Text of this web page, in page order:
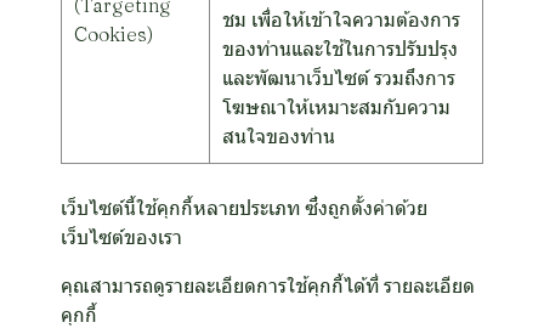
(Targeting
Cookies)
ชม เพื่อให้เข้าใจความต้องการ
ของท่านและใช้ในการปรับปรุง
และพัฒนาเว็บไซต์ รวมถึงการ
โฆษณาให้เหมาะสมกับความ
สนใจของท่าน
เว็บไซต์นี้ใช้คุกกี้หลายประเภท ซึ่งถูกตั้งค่าด้วย
เว็บไซต์ของเรา
คุณสามารถดูรายละเอียดการใช้คุกกี้ได้ที่ รายละเอียด
คุกกี้